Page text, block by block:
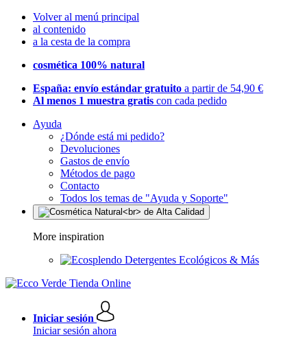
Volver al menú principal
al contenido
a la cesta de la compra
cosmética 100% natural
España: envío estándar gratuito a partir de 54,90 €
Al menos 1 muestra gratis con cada pedido
Ayuda
¿Dónde está mi pedido?
Devoluciones
Gastos de envío
Métodos de pago
Contacto
Todos los temas de "Ayuda y Soporte"
More inspiration
Detergentes Ecológicos & Más
Iniciar sesión
Iniciar sesión ahora